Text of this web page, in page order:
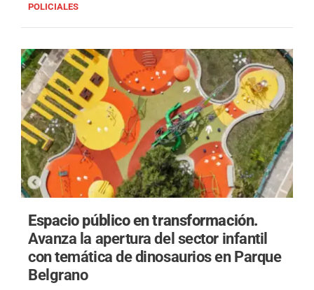
POLICIALES
Espacio público en transformación.
Avanza la apertura del sector infantil
con temática de dinosaurios en Parque
Belgrano